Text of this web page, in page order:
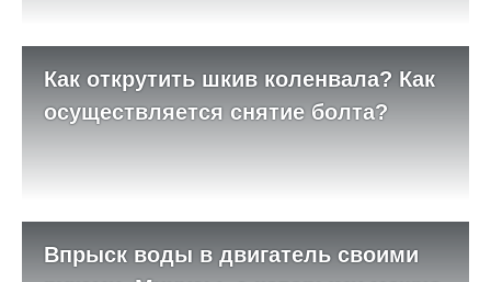
Как открутить шкив коленвала? Как
осуществляется снятие болта?
Впрыск воды в двигатель своими